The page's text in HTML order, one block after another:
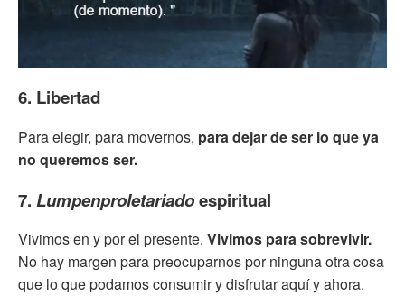
6. Libertad
Para elegir, para movernos, para dejar de ser lo que ya
no queremos ser.
7. Lumpenproletariadoespiritual
Vivimos en y por el presente. Vivimos para sobrevivir.
No hay margen para preocuparnos por ninguna otra cosa
que lo que podamos consumir y disfrutar aquí y ahora.